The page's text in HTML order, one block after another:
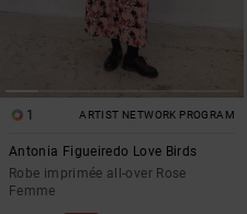
1 ARTIST NETWORK PROGRAM
Antonia Figueiredo Love Birds
Robe imprimée all-over Rose
Femme